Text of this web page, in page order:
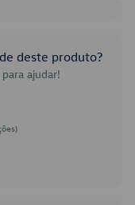
deste produto?
ajudar!